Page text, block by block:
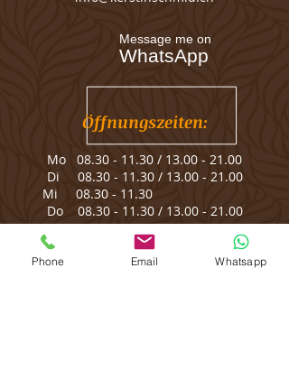
Feigenmilch
Schwarze Feige, Iris, Lotusblume
Sandelholz
Message me on
WhatsApp
Öffnungszeiten:
Mo 08.30 - 11.30 / 13.00 - 21.00
Di 08.30 - 11.30/ 13.00 - 21.00
Mi 08.30 - 11.30
Do 08.30 - 11.30/ 13.00 - 21.00
Fr08.30 - 11.30/13.00 - 18.00
Sa Termine nach Vereinbarung
Phone Email Whatsapp